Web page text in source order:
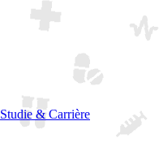
Studie & Carrière